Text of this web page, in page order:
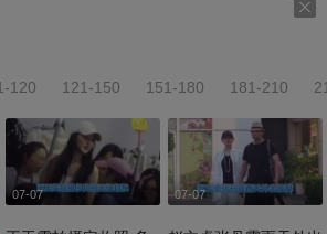
120 121-150 151-180 181-210
07-07 07-07